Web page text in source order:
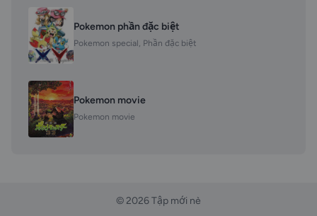
Pokemon phần đặc biệt
Pokemon special, Phần đặc biệt
Pokemon movie
Pokemon movie
© 2026 Tập mới nè